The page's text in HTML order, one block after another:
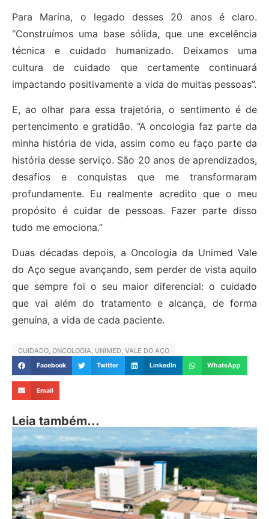
Para Marina, o legado desses 20 anos é claro.
“Construímos uma base sólida, que une excelência
técnica e cuidado humanizado. Deixamos uma
cultura de cuidado que certamente continuará
impactando positivamente a vida de muitas pessoas”.
E, ao olhar para essa trajetória, o sentimento é de
pertencimento e gratidão. “A oncologia faz parte da
minha história de vida, assim como eu faço parte da
história desse serviço. São 20 anos de aprendizados,
desafios e conquistas que me transformaram
profundamente. Eu realmente acredito que o meu
propósito é cuidar de pessoas. Fazer parte disso
tudo me emociona.”
Duas décadas depois, a Oncologia da Unimed Vale
do Aço segue avançando, sem perder de vista aquilo
que sempre foi o seu maior diferencial: o cuidado
que vai além do tratamento e alcança, de forma
genuína, a vida de cada paciente.
CUIDADO, ONCOLOGIA, UNIMED, VALE DO AÇO
Facebook Twitter LinkedIn WhatsApp
Email
Leia também...